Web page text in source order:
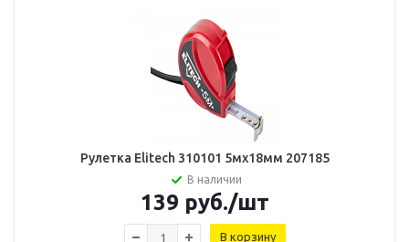
Рулетка Elitech 310101 5мх18мм 207185
В наличии
139 руб./шт
В корзину